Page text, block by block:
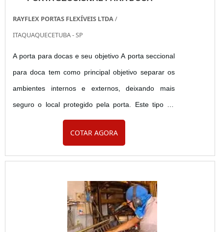
RAYFLEX PORTAS FLEXÍVEIS LTDA/
ITAQUAQUECETUBA - SP
A porta para docas e seu objetivo A porta seccional
para doca tem como principal objetivo separar os
ambientes internos e externos, deixando mais
seguro o local protegido pela porta. Este tipo de
porta tem quatro tipo de aberturas diferentes são
elas: manual, através da talha, motorizada e
Porta com excelente qualidade, - Entre outras. ....
COTAR AGORA